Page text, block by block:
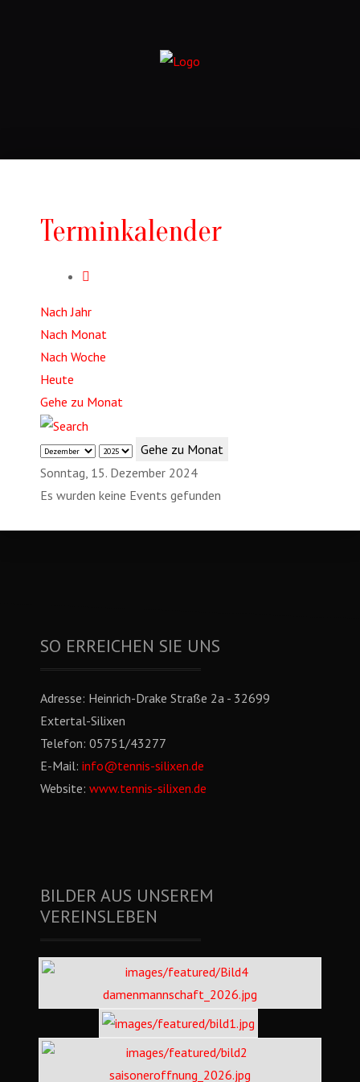
Terminkalender
Nach Jahr
Nach Monat
Nach Woche
Heute
Gehe zu Monat
Gehe zu Monat
Sonntag, 15. Dezember 2024
Es wurden keine Events gefunden
SO ERREICHEN SIE UNS
Adresse: Heinrich-Drake Straße 2a - 32699
Extertal-Silixen
Telefon: 05751/43277
E-Mail: info@tennis-silixen.de
Website: www.tennis-silixen.de
BILDER AUS UNSEREM
VEREINSLEBEN